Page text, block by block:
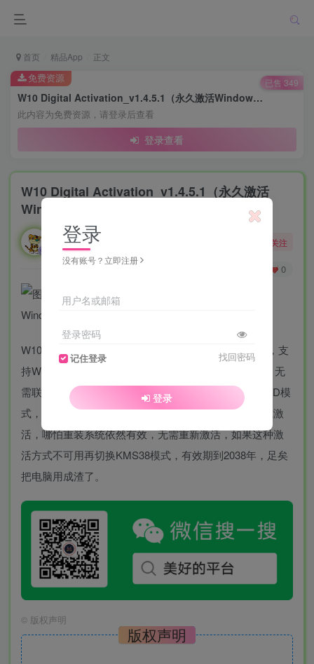
首页 精品App 正文
W10 Digital Activation_v1.4.5.1（永久激活Windows11）
此内容为免费资源，请登录后查看
登录查看
免费资源 已售 349
W10 Digital Activation_v1.4.5.1（永久激活
Windows11）
勇敢的大野狼
酒醒只在花前坐，酒醉还来花下眠。
关注
0
W10 Digital Activation是一款免费的Windows激活工具，支
持Windows10和Windows11各个版本，软件非常简单，无
需联网，绿色安全无残留，有两种激活方式，一是HWID模
式，也就是数字许可永久激活，强烈推荐使用这种方式激
活，哪怕重装系统依然有效，无需重新激活，如果这种激
活方式不可用再切换KMS38模式，有效期到2038年，足矣
把电脑用成渣了。
© 版权声明
版权声明
登录
没有账号？立即注册
用户名或邮箱
登录密码
记住登录 找回密码
登录